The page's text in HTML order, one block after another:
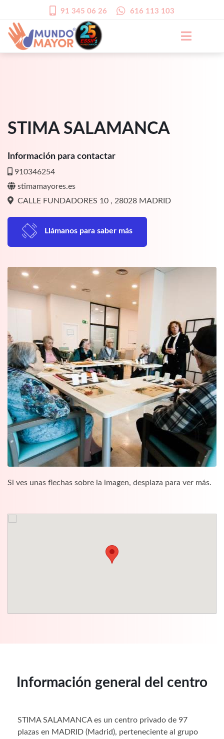
91 345 06 26 616 113 103
STIMA SALAMANCA
Información para contactar
910346254
stimamayores.es
CALLE FUNDADORES 10 , 28028 MADRID
Llámanos para saber más
Si ves unas flechas sobre la imagen, desplaza para ver más.
Información general del centro
STIMA SALAMANCA es un centro privado de 97
plazas en MADRID (Madrid), perteneciente al grupo